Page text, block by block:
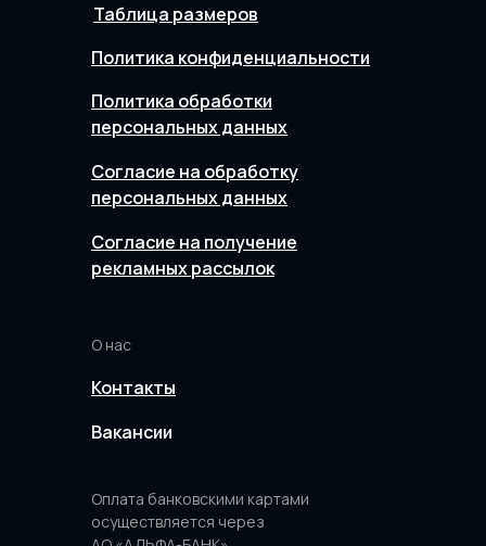
О нас
Контакты
Вакансии
Оплата банковскими картами
осуществляется через
Таблица размеров
Политика конфиденциальности
Политика обработки
персональных данных
Согласие на обработку
персональных данных
Согласие на получение
рекламных рассылок